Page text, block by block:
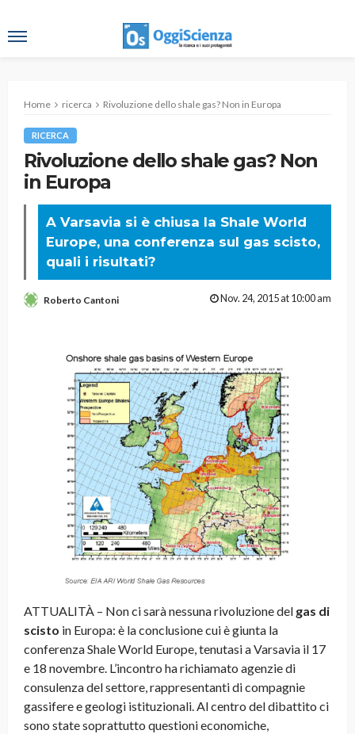
Home ricerca Rivoluzione dello shale gas? Non in Europa
RICERCA
Rivoluzione dello shale gas? Non
in Europa
A Varsavia si è chiusa la Shale World
Europe, una conferenza sul gas scisto,
quali i risultati?
Roberto Cantoni Nov. 24, 2015 at 10:00 am
ATTUALITÀ – Non ci sarà nessuna rivoluzione del gas di
scisto in Europa: è la conclusione cui è giunta la
conferenza Shale World Europe, tenutasi a Varsavia il 17
e 18 novembre. L’incontro ha richiamato agenzie di
consulenza del settore, rappresentanti di compagnie
gassifere e geologi istituzionali. Al centro del dibattito ci
sono state soprattutto questioni economiche,